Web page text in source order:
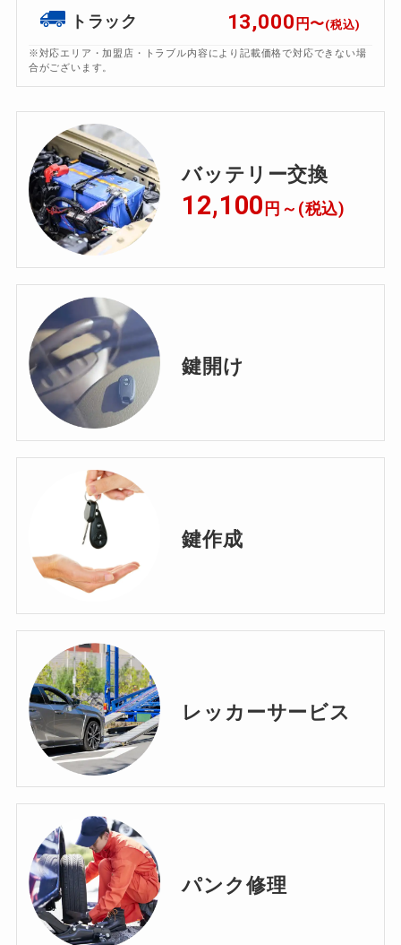
トラック 13,000 円〜(税込)
※対応エリア・加盟店・トラブル内容により記載価格で対応できない場
合がございます。
バッテリー交換
12,100円 ～ (税込)
鍵開け
鍵作成
レッカーサービス
パンク修理